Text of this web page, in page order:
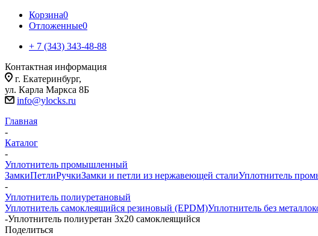
Корзина0
Отложенные0
+ 7 (343) 343-48-88
Контактная информация
г. Екатеринбург,
ул. Карла Маркса 8Б
info@ylocks.ru
Главная
-
Каталог
-
Уплотнитель промышленный
ЗамкиПетлиРучкиЗамки и петли из нержавеющей сталиУплотнитель
-
Уплотнитель полиуретановый
Уплотнитель самоклеящийся резиновый (EPDM)Уплотнитель без
-Уплотнитель полиуретан 3x20 самоклеящийся
Поделиться